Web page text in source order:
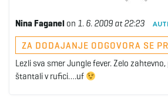
Nina Faganel on 1. 6. 2009 at 22:23
ZA DODAJANJE ODGOVORA SE
Lezli sva smer Jungle fever. Zelo
štantali v rufici….uf